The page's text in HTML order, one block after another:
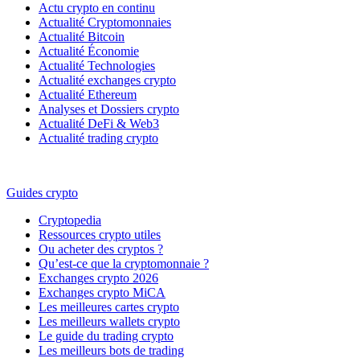
Actu crypto en continu
Actualité Cryptomonnaies
Actualité Bitcoin
Actualité Économie
Actualité Technologies
Actualité exchanges crypto
Actualité Ethereum
Analyses et Dossiers crypto
Actualité DeFi & Web3
Actualité trading crypto
Guides crypto
Cryptopedia
Ressources crypto utiles
Ou acheter des cryptos ?
Qu’est-ce que la cryptomonnaie ?
Exchanges crypto 2026
Exchanges crypto MiCA
Les meilleures cartes crypto
Les meilleurs wallets crypto
Le guide du trading crypto
Les meilleurs bots de trading